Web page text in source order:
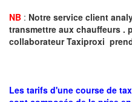
NB : Notre service client
transmettre aux chauffeurs .
collaborateur Taxiproxi
Les tarifs d'une course de